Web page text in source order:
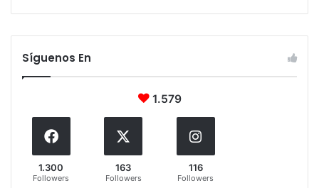
Síguenos En
1.579
1.300
Followers
163
Followers
116
Followers